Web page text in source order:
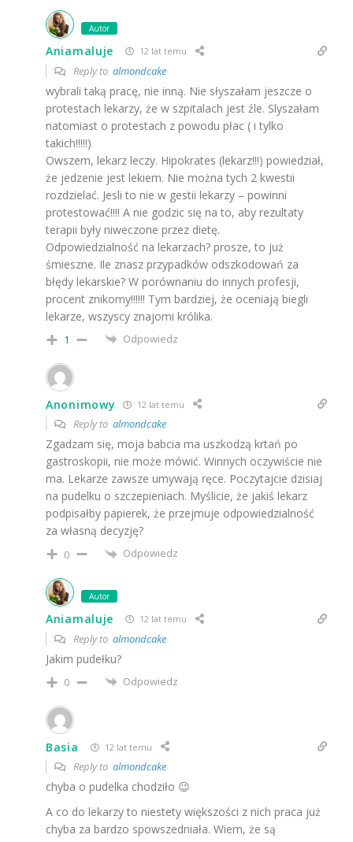
Autor
Aniamaluje 12 lat temu
Reply to almondcake
wybrali taką pracę, nie inną. Nie słyszałam jeszcze o
protestach lekarzy, że w szpitalach jest źle. Slyszałam
natomiast o protestach z powodu płac ( i tylko
takich!!!!!)
Owszem, lekarz leczy. Hipokrates (lekarz!!!) powiedział,
że jedzenie jest lekiem. Nie można tych 2 kwestii
rozdzielać. Jesli to nie w gestii lekarzy – powinni
protestować!!!! A nie godzic się na to, aby rezultaty
terapii były niweczone przez dietę.
Odpowiedzialność na lekarzach? prosze, to już
śmieszne. Ile znasz przypadków odszkodowań za
błędy lekarskie? W porównaniu do innych profesji,
procent znikomy!!!!!! Tym bardziej, że oceniają biegli
lekarze, wszyscy znajomi królika.
1 Odpowiedz
Anonimowy 12 lat temu
Reply to almondcake
Zgadzam się, moja babcia ma uszkodzą krtań po
gastroskopii, nie może mówić. Winnych oczywiście nie
ma. Lekarze zawsze umywają ręce. Poczytajcie dzisiaj
na pudelku o szczepieniach. Myślicie, że jakiś lekarz
podpisałby papierek, że przejmuje odpowiedzialność
za własną decyzję?
0 Odpowiedz
Autor
Aniamaluje 12 lat temu
Reply to almondcake
Jakim pudełku?
0 Odpowiedz
Basia 12 lat temu
Reply to almondcake
chyba o pudelka chodziło 😉
A co do lekarzy to niestety większości z nich praca już
chyba za bardzo spowszedniała. Wiem, że są